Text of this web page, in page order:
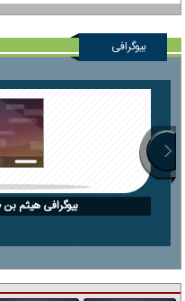
بیوگرافی
بیوگرافی هیثم